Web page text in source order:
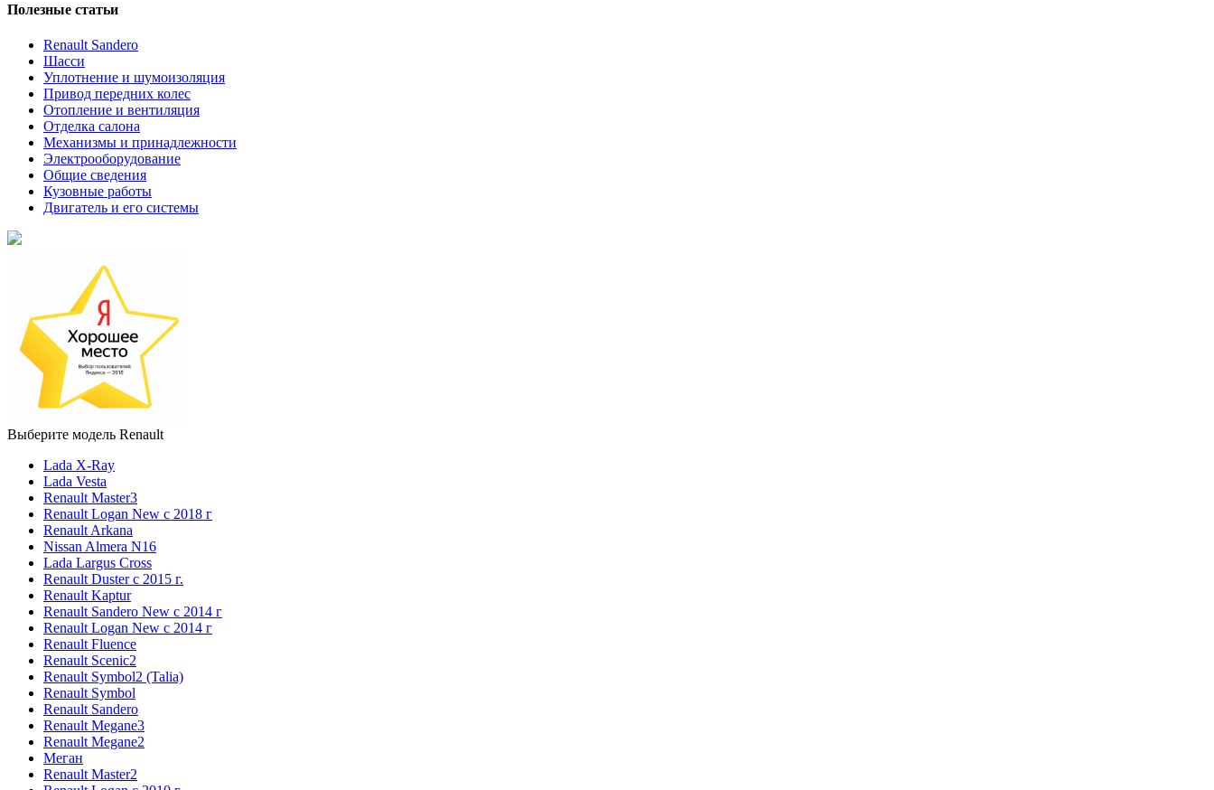
Полезные статьи
Renault Sandero
Шасси
Уплотнение и шумоизоляция
Привод передних колес
Отопление и вентиляция
Отделка салона
Механизмы и принадлежности
Электрооборудование
Общие сведения
Кузовные работы
Двигатель и его системы
Выберите модель Renault
Lada X-Ray
Lada Vesta
Renault Master3
Renault Logan New с 2018 г
Renault Arkana
Nissan Almera N16
Lada Largus Cross
Renault Duster с 2015 г.
Renault Kaptur
Renault Sandero New с 2014 г
Renault Logan New с 2014 г
Renault Fluence
Renault Scenic2
Renault Symbol2 (Talia)
Renault Symbol
Renault Sandero
Renault Megane3
Renault Megane2
Меган
Renault Master2